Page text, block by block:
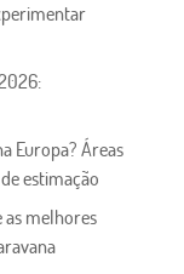
Europa? Áreas
estimação
melhores